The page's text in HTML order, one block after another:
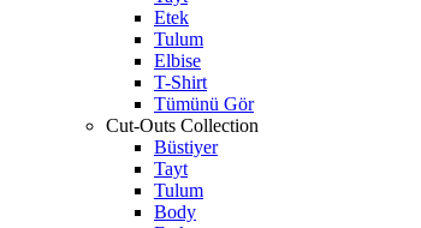
Etek
Tulum
Elbise
T-Shirt
Tümünü Gör
Cut-Outs Collection
Büstiyer
Tayt
Tulum
Body